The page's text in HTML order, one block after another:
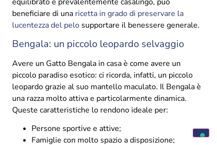
equilibrato e prevalentemente casalingo, può
beneficiare di una ricetta in grado di preservare la
lucentezza del pelo supportare il benessere generale.
Bengala: un piccolo leopardo selvaggio
Avere un Gatto Bengala in casa è come avere un
piccolo paradiso esotico: ci ricorda, infatti, un piccolo
leopardo grazie al suo mantello maculato. Il Bengala è
una razza molto attiva e particolarmente dinamica.
Queste caratteristiche lo rendono ideale per:
Persone sportive e attive;
Famiglie con molto spazio a disposizione;